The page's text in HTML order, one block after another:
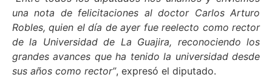
una nota de felicitaciones al doctor Carlos Arturo
Robles, quien el día de ayer fue reelecto como rector
de la Universidad de La Guajira, reconociendo los
grandes avances que ha tenido la universidad desde
sus años como rector”, expresó el diputado.